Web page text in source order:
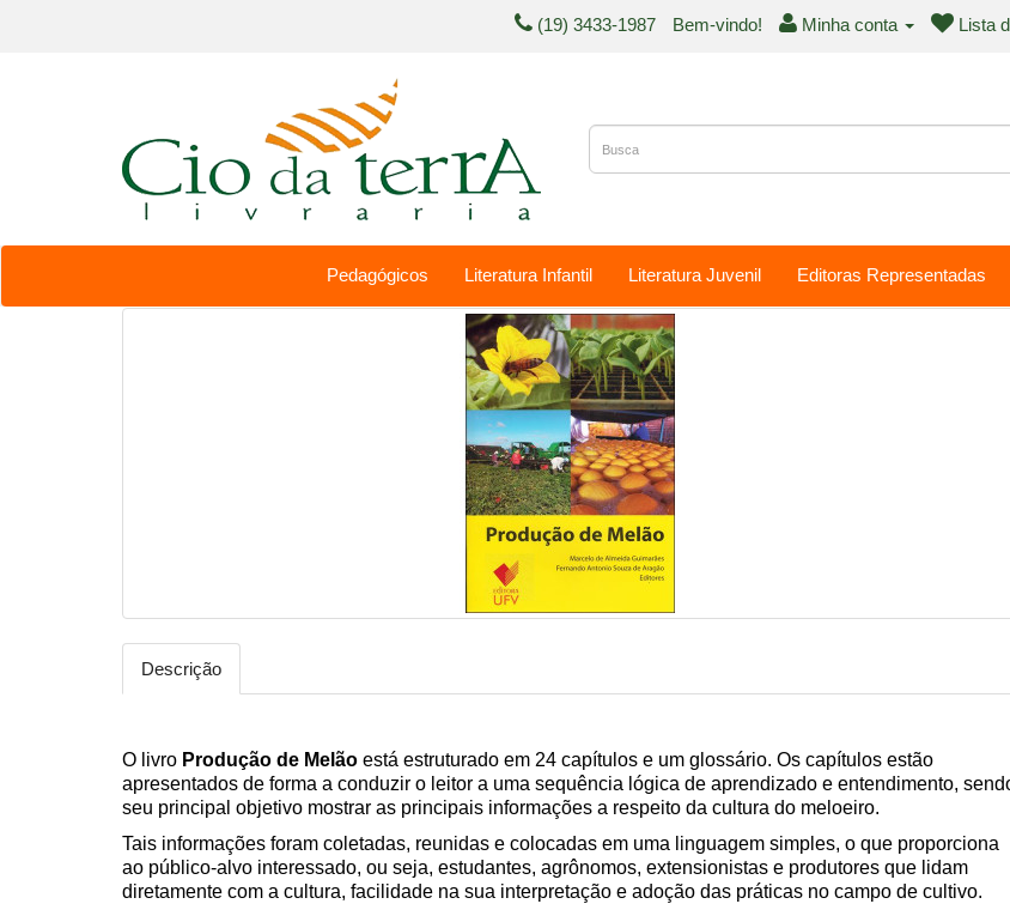
(19) 3433-1987 Bem-vindo! Minha conta Lista
Pedagógicos Literatura Infantil Literatura Juvenil Editoras Representadas
Descrição
O livro Produção de Melão está estruturado em 24 capítulos e um glossário. Os capítulos estão
apresentados de forma a conduzir o leitor a uma sequência lógica de aprendizado e entendimento,
seu principal objetivo mostrar as principais informações a respeito da cultura do meloeiro.
Tais informações foram coletadas, reunidas e colocadas em uma linguagem simples, o que proporciona
ao público-alvo interessado, ou seja, estudantes, agrônomos, extensionistas e produtores que lidam
diretamente com a cultura, facilidade na sua interpretação e adoção das práticas no campo de cultivo.